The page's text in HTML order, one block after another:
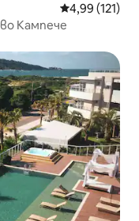
Средна
4,99 (121)
Кампече